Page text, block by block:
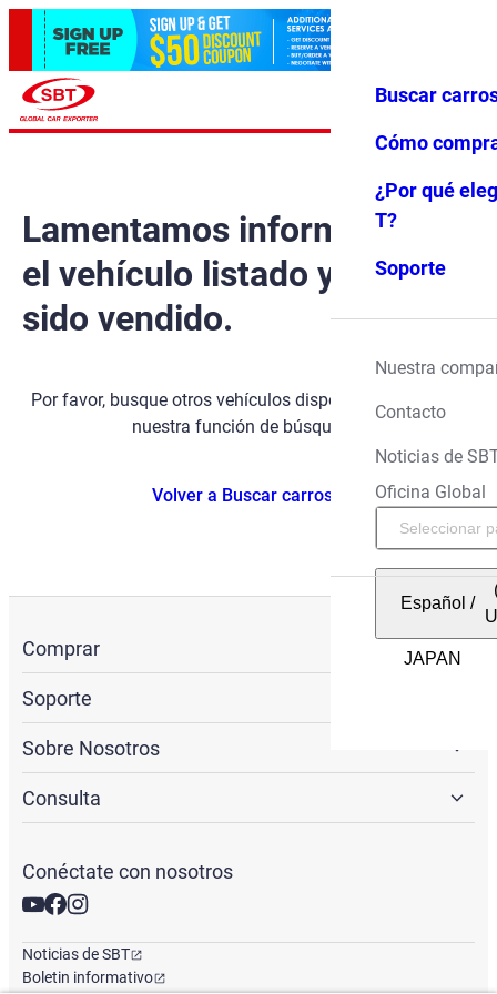
Favoritos Menú
Buscar
Cómo
¿Por qué
T?
Soporte
Nuestra
Contacto
Noticias de
Oficina Global
Español /
Lamentamos informarle que
el vehículo listado ya ha
sido vendido.
Por favor, busque otros vehículos disponibles utilizando
nuestra función de búsqueda.
Volver a Buscar carros
Comprar
Soporte
Sobre Nosotros
Consulta
Conéctate con nosotros
Noticias de SBT
Boletin informativo